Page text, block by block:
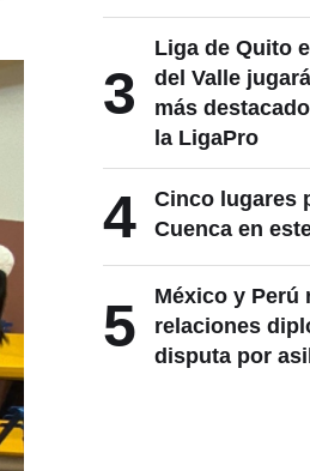
3
Liga de Quito
del Valle
más
la LigaPro
4
Cinco lugares
Cuenca en
5
México y Perú
relaciones
disputa por